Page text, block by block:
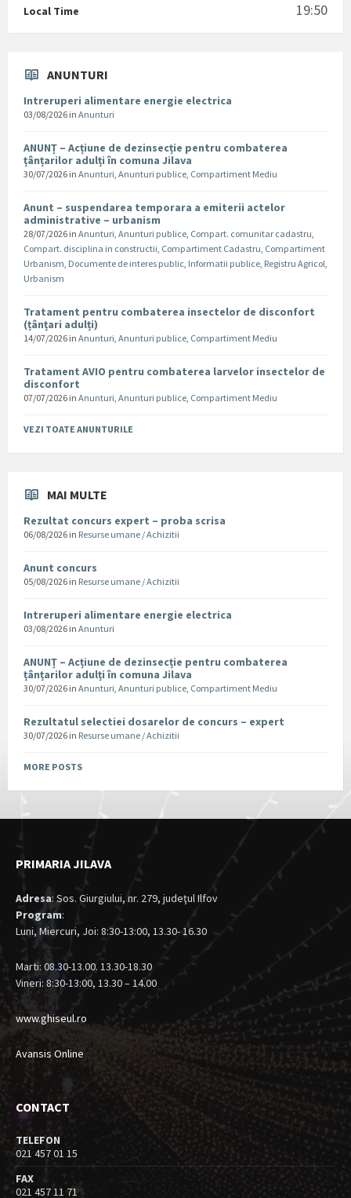
Local Time 19:50
ANUNTURI
Intreruperi alimentare energie electrica
03/08/2026 in Anunturi
ANUNȚ – Acțiune de dezinsecție pentru combaterea
țânțarilor adulți în comuna Jilava
30/07/2026 in Anunturi, Anunturi publice, Compartiment Mediu
Anunt – suspendarea temporara a emiterii actelor
administrative – urbanism
28/07/2026 in Anunturi, Anunturi publice, Compart. comunitar cadastru,
Compart. disciplina in constructii, Compartiment Cadastru, Compartiment
Urbanism, Documente de interes public, Informatii publice, Registru Agricol,
Urbanism
Tratament pentru combaterea insectelor de disconfort
(țânțari adulți)
14/07/2026 in Anunturi, Anunturi publice, Compartiment Mediu
Tratament AVIO pentru combaterea larvelor insectelor de
disconfort
07/07/2026 in Anunturi, Anunturi publice, Compartiment Mediu
VEZI TOATE ANUNTURILE
MAI MULTE
Rezultat concurs expert – proba scrisa
06/08/2026 in Resurse umane / Achizitii
Anunt concurs
05/08/2026 in Resurse umane / Achizitii
Intreruperi alimentare energie electrica
03/08/2026 in Anunturi
ANUNȚ – Acțiune de dezinsecție pentru combaterea
țânțarilor adulți în comuna Jilava
30/07/2026 in Anunturi, Anunturi publice, Compartiment Mediu
Rezultatul selectiei dosarelor de concurs – expert
30/07/2026 in Resurse umane / Achizitii
MORE POSTS
PRIMARIA JILAVA
Adresa: Sos. Giurgiului, nr. 279, judeţul Ilfov
Program:
Luni, Miercuri, Joi: 8:30-13:00, 13.30- 16.30
Marti: 08.30-13.00. 13.30-18.30
Vineri: 8:30-13:00, 13.30 – 14.00
www.ghiseul.ro
Avansis Online
CONTACT
TELEFON
021 457 01 15
FAX
021 457 11 71